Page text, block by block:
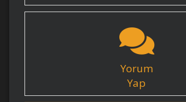
Yorum
Yap